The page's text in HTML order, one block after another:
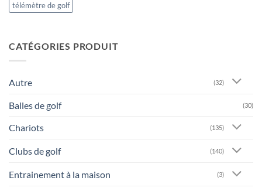
télémètre de golf
CATÉGORIES PRODUIT
Autre (32)
Balles de golf (30)
Chariots (135)
Clubs de golf (140)
Entrainement à la maison (3)